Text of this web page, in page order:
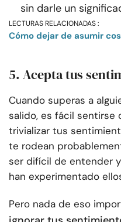
sin darle un
LECTURAS RELACIONADAS :
Cómo dejar de asumir
5. Acepta tus
Cuando superas a
salido, es fácil sentirse
trivializar tus
te rodean
ser difícil de entender
han experimentado
Pero nada de eso